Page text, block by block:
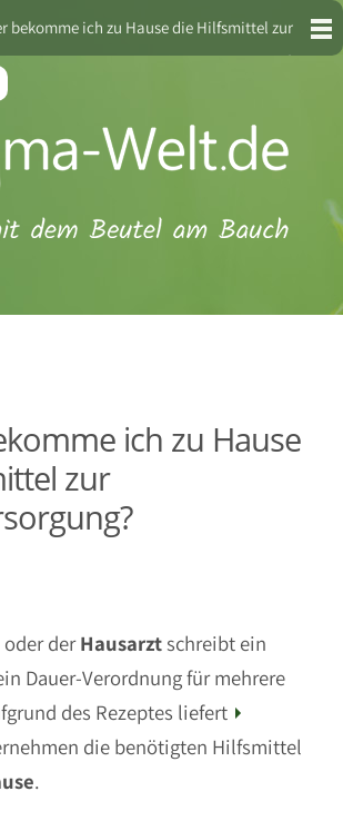
bekomme ich zu Hause die Hilfsmittel zur
Stomaversorgung?
ich zu Hause
zur
oder derHausarztschreibt ein
Dauer-Verordnung für mehrere
des Rezeptes liefert
die benötigten Hilfsmittel
.